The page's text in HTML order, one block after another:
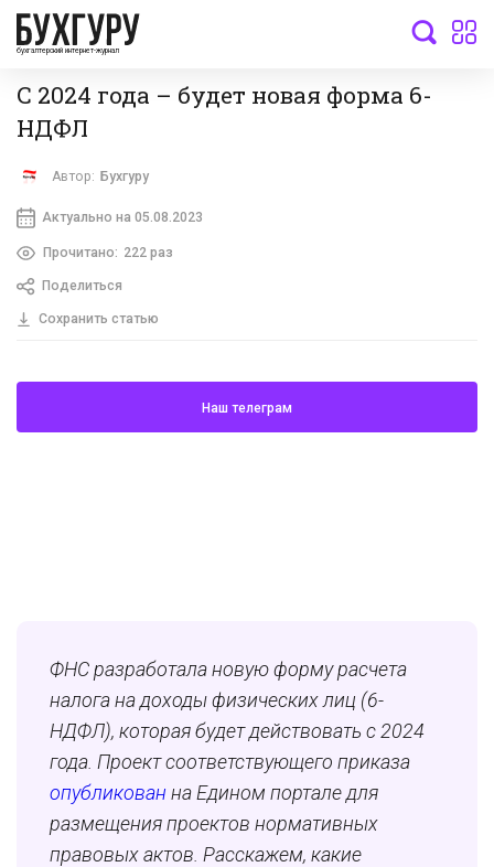
бухгалтерский интернет-журнал
С 2024 года – будет новая форма 6-
НДФЛ
Автор: Бухгуру
Актуально на 05.08.2023
Прочитано: 222 раз
Поделиться
Сохранить статью
Наш телеграм
ФНС разработала новую форму расчета
налога на доходы физических лиц (6-
НДФЛ), которая будет действовать с 2024
года. Проект соответствующего приказа
опубликован на Едином портале для
размещения проектов нормативных
правовых актов. Расскажем, какие